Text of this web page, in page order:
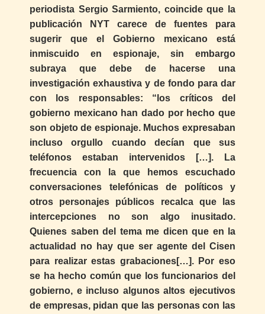
periodista Sergio Sarmiento, coincide que la
publicación NYT carece de fuentes para
sugerir que el Gobierno mexicano está
inmiscuido en espionaje, sin embargo
subraya que debe de hacerse una
investigación exhaustiva y de fondo para dar
con los responsables: “los críticos del
gobierno mexicano han dado por hecho que
son objeto de espionaje. Muchos expresaban
incluso orgullo cuando decían que sus
teléfonos estaban intervenidos […]. La
frecuencia con la que hemos escuchado
conversaciones telefónicas de políticos y
otros personajes públicos recalca que las
intercepciones no son algo inusitado.
Quienes saben del tema me dicen que en la
actualidad no hay que ser agente del Cisen
para realizar estas grabaciones[…]. Por eso
se ha hecho común que los funcionarios del
gobierno, e incluso algunos altos ejecutivos
de empresas, pidan que las personas con las